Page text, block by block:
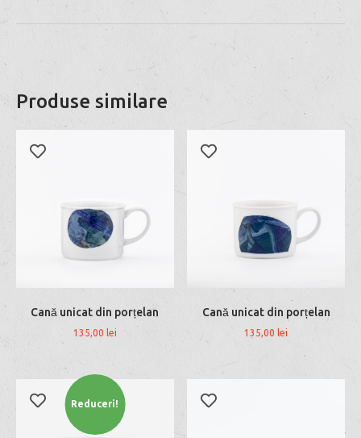
Produse similare
Cană unicat din porțelan
135,00 lei
Cană unicat din porțelan
135,00 lei
Reduceri!